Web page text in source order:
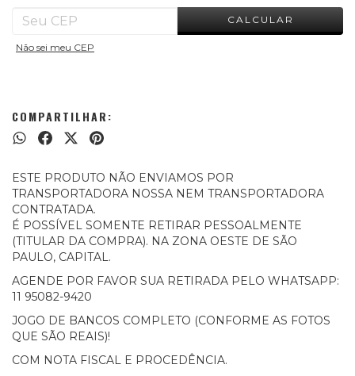
CALCULAR
Não sei meu CEP
COMPARTILHAR:
ESTE PRODUTO NÃO ENVIAMOS POR
TRANSPORTADORA NOSSA NEM TRANSPORTADORA
CONTRATADA.
É POSSÍVEL SOMENTE RETIRAR PESSOALMENTE
(TITULAR DA COMPRA). NA ZONA OESTE DE SÃO
PAULO, CAPITAL.
AGENDE POR FAVOR SUA RETIRADA PELO WHATSAPP:
11 95082-9420
JOGO DE BANCOS COMPLETO (CONFORME AS FOTOS
QUE SÃO REAIS)!
COM NOTA FISCAL E PROCEDÊNCIA.